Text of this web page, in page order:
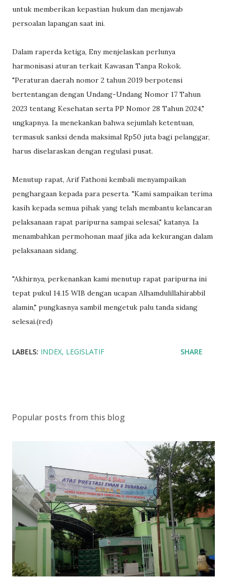
untuk memberikan kepastian hukum dan menjawab
persoalan lapangan saat ini.
Dalam raperda ketiga, Eny menjelaskan perlunya
harmonisasi aturan terkait Kawasan Tanpa Rokok.
"Peraturan daerah nomor 2 tahun 2019 berpotensi
bertentangan dengan Undang-Undang Nomor 17 Tahun
2023 tentang Kesehatan serta PP Nomor 28 Tahun 2024,"
ungkapnya. Ia menekankan bahwa sejumlah ketentuan,
termasuk sanksi denda maksimal Rp50 juta bagi pelanggar,
harus diselaraskan dengan regulasi pusat.
Menutup rapat, Arif Fathoni kembali menyampaikan
penghargaan kepada para peserta. "Kami sampaikan terima
kasih kepada semua pihak yang telah membantu kelancaran
pelaksanaan rapat paripurna sampai selesai," katanya. Ia
menambahkan permohonan maaf jika ada kekurangan dalam
pelaksanaan sidang.
"Akhirnya, perkenankan kami menutup rapat paripurna ini
tepat pukul 14.15 WIB dengan ucapan Alhamdulillahirabbil
alamin," pungkasnya sambil mengetuk palu tanda sidang
selesai.(red)
LABELS: INDEX LEGISLATIF SHARE
Popular posts from this blog